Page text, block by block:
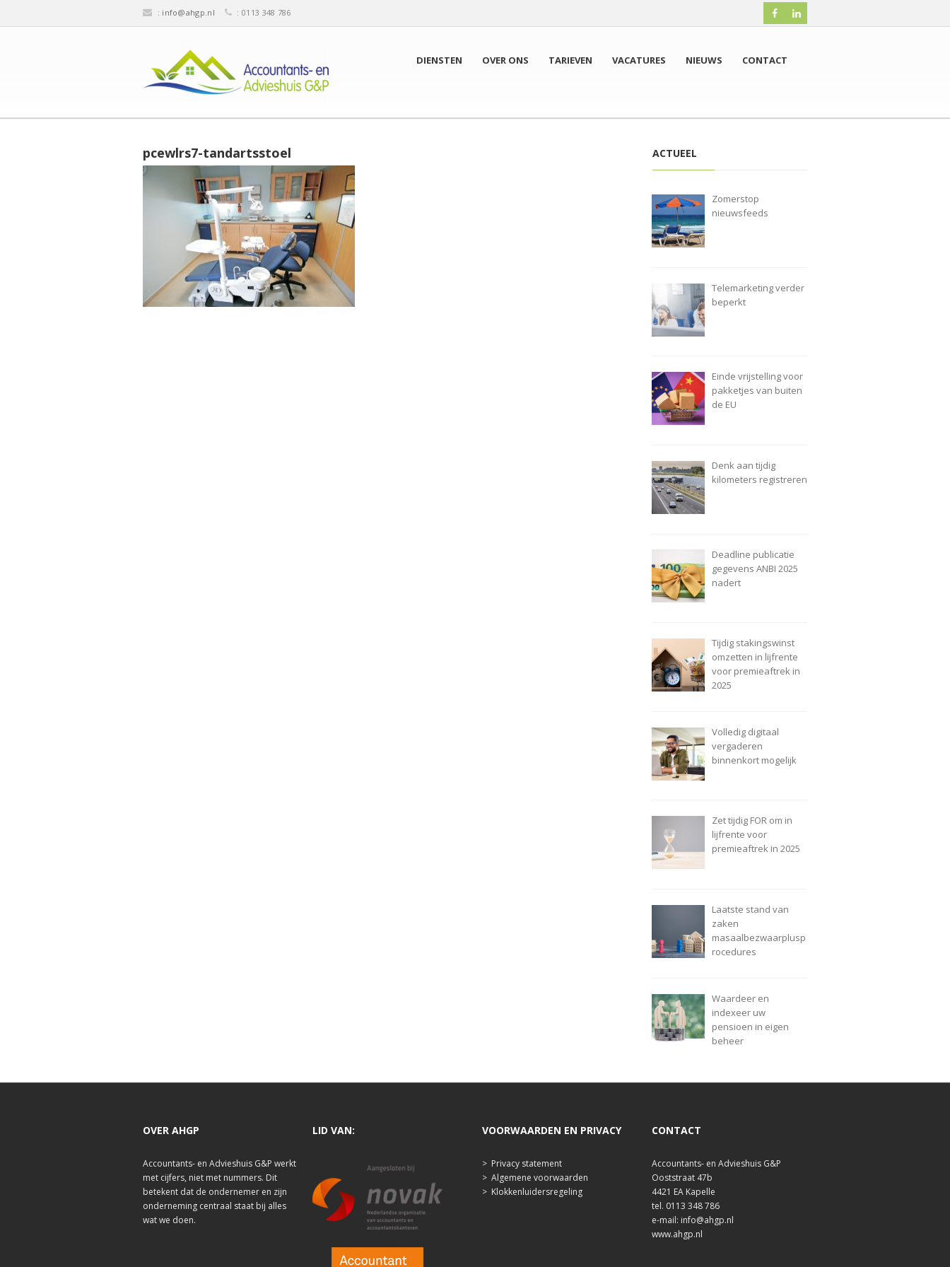
: info@ahgp.nl : 0113 348 786
DIENSTEN OVER ONS TARIEVEN VACATURES NIEUWS CONTACT
pcewlrs7-tandartsstoel ACTUEEL
Zomerstop
nieuwsfeeds
Telemarketing verder
beperkt
Einde vrijstelling voor
pakketjes van buiten
de EU
Denk aan tijdig
kilometers registreren
Deadline publicatie
gegevens ANBI 2025
nadert
Tijdig stakingswinst
omzetten in lijfrente
voor premieaftrek in
2025
Volledig digitaal
vergaderen
binnenkort mogelijk
Zet tijdig FOR om in
lijfrente voor
premieaftrek in 2025
Laatste stand van
zaken
masaalbezwaarplusp
rocedures
Waardeer en
indexeer uw
pensioen in eigen
beheer
OVER AHGP
Accountants- en Advieshuis G&P werkt
met cijfers, niet met nummers. Dit
betekent dat de ondernemer en zijn
onderneming centraal staat bij alles
wat we doen.
LID VAN: VOORWAARDEN EN PRIVACY
> Privacy statement
> Algemene voorwaarden
> Klokkenluidersregeling
CONTACT
Accountants- en Advieshuis G&P
Ooststraat 47b
4421 EA Kapelle
tel. 0113 348 786
e-mail: info@ahgp.nl
www.ahgp.nl